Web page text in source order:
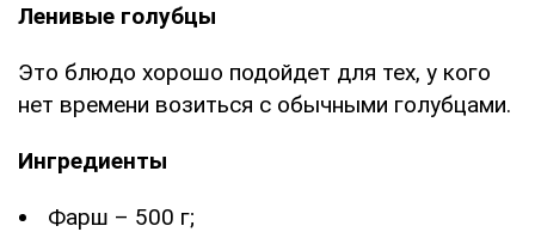
Ленивые голубцы
Это блюдо хорошо подойдет для тех, у кого
нет времени возиться с обычными голубцами.
Ингредиенты
Фарш – 500 г;